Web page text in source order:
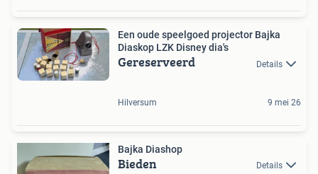
Een oude speelgoed projector Bajka
Diaskop LZK Disney dia's
Gereserveerd Details
Hilversum 9 mei 26
Bajka Diashop
Bieden Details